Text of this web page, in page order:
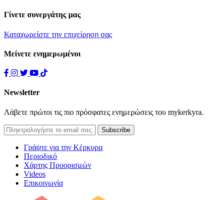
Γίνετε συνεργάτης μας
Καταχωρείστε την επιχείρηση σας
Μείνετε ενημερωμένοι
Newsletter
Λάβετε πρώτοι τις πιο πρόσφατες ενημερώσεις του mykerkyra.
Γράψτε για την Κέρκυρα
Περιοδικό
Χάρτης Προορισμών
Videos
Επικοινωνία